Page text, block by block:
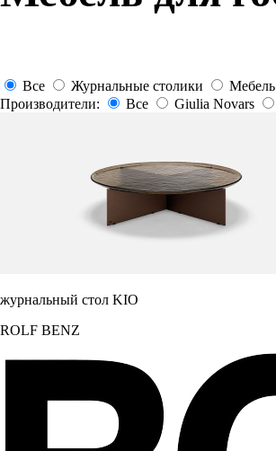
Все Журнальные столики
Производители:
Все Giulia Novars
журнальный стол KIO
ROLF BENZ